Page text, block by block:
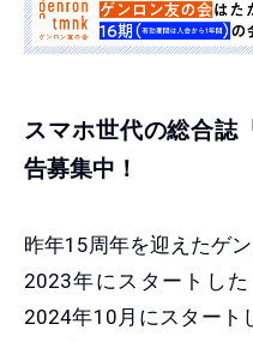
スマホ世代の総合誌
告募集中！
昨年15周年を迎えたゲン
2023年にスタートし
2024年10月にスタート